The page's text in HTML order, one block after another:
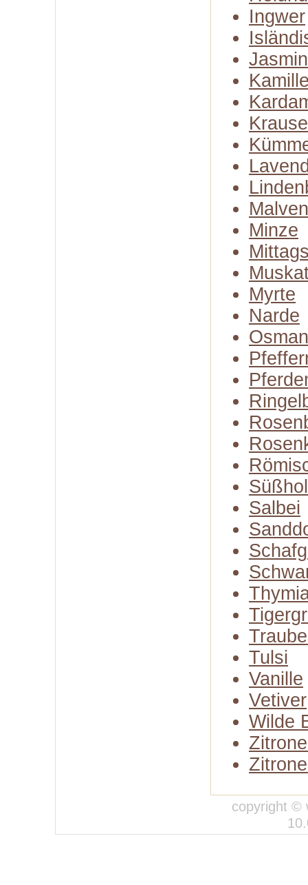
Ingwer
Minze
Myrte
Narde
Salbei
Tulsi
Vanille
Vetiver
Wilde
copyright ©